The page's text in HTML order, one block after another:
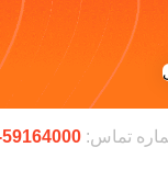
تماس:59164000-021